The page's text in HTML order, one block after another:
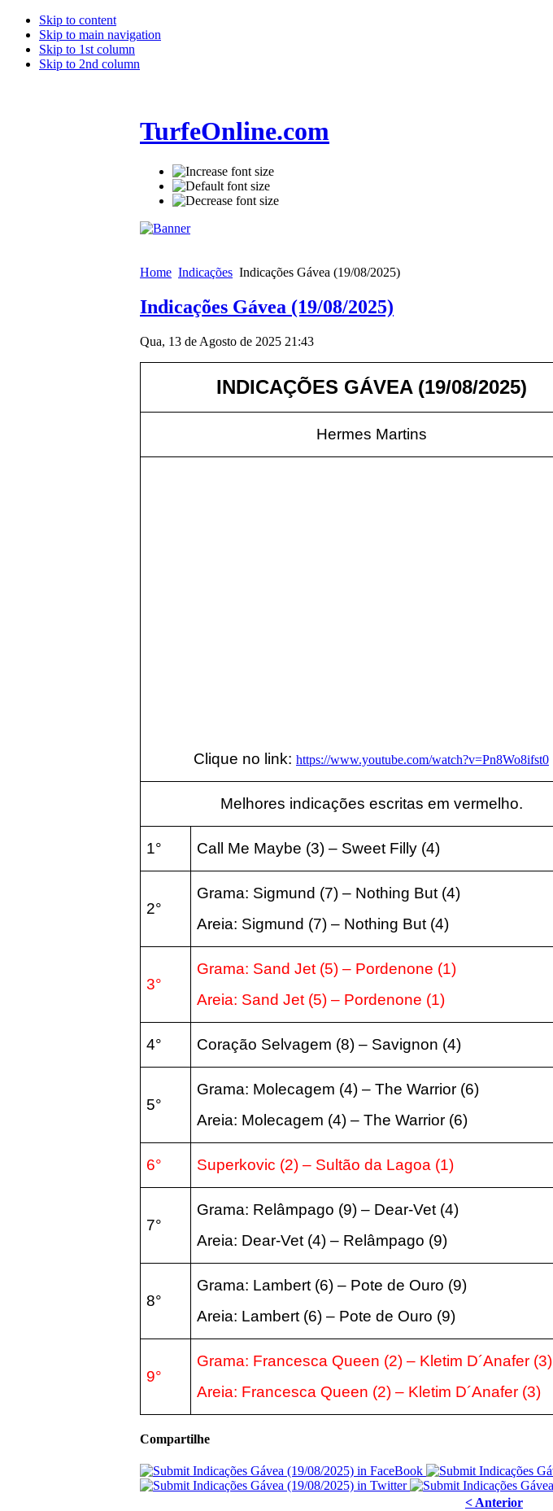
Skip to content
Skip to main navigation
Skip to 1st column
Skip to 2nd column
TurfeOnline.com
Home Indicações Indicações Gávea (19/08/2025)
Indicações Gávea (19/08/2025)
Qua, 13 de Agosto de 2025 21:43
INDICAÇÕES GÁVEA (19/08/2025)
Hermes Martins
Clique no link: https://www.youtube.com/watch?v=Pn8Wo8ifst0
Melhores indicações escritas em vermelho.
1° Call Me Maybe (3) – Sweet Filly (4)
2°
Grama: Sigmund (7) – Nothing But (4)
Areia: Sigmund (7) – Nothing But (4)
3°
Grama: Sand Jet (5) – Pordenone (1)
Areia: Sand Jet (5) – Pordenone (1)
4° Coração Selvagem (8) – Savignon (4)
5°
Grama: Molecagem (4) – The Warrior (6)
Areia: Molecagem (4) – The Warrior (6)
6° Superkovic (2) – Sultão da Lagoa (1)
7°
Grama: Relâmpago (9) – Dear-Vet (4)
Areia: Dear-Vet (4) – Relâmpago (9)
8°
Grama: Lambert (6) – Pote de Ouro (9)
Areia: Lambert (6) – Pote de Ouro (9)
9°
Grama: Francesca Queen (2) – Kletim D´Anafer (3)
Areia: Francesca Queen (2) – Kletim D´Anafer (3)
Compartilhe
< Anterior